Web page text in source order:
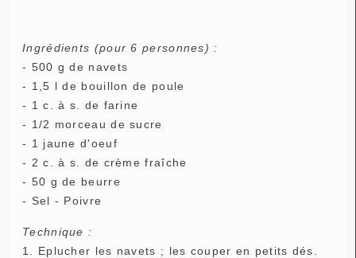
Ingrédients (pour 6 personnes) :
- 500 g de navets
- 1,5 l de bouillon de poule
- 1 c. à s. de farine
- 1/2 morceau de sucre
- 1 jaune d'oeuf
- 2 c. à s. de crème fraîche
- 50 g de beurre
- Sel - Poivre
Technique :
1. Eplucher les navets ; les couper en petits dés.